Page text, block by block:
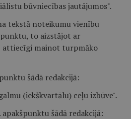
būvniecības jautājumos".
tekstā noteikumu vienību
to aizstājot ar
attiecīgi mainot turpmāko
šādā redakcijā:
(iekškvartālu) ceļu izbūve".
šādā redakcijā: